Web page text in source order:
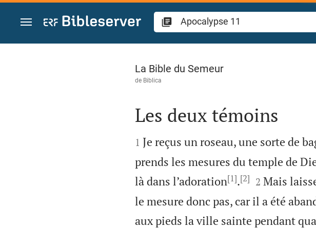
Aller vers contenu
Apocalypse 11
La Bible du Semeur
de Biblica

Les deux témoins

1 Je reçus un roseau, une sorte de
prends les mesures du temple de
là dans l’adoration[1].[2]
2 Mais
le mesure donc pas, car il a été
aux pieds la ville sainte pendant